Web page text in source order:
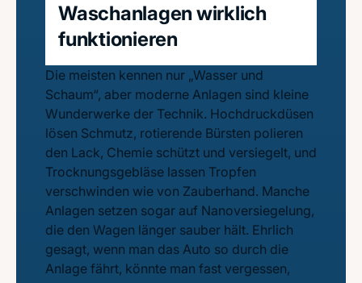
Waschanlagen wirklich
funktionieren
Die meisten kennen nur „Wasser und
Schaum“, aber moderne Anlagen sind kleine
Wunderwerke der Technik. Hochdruckdüsen
lösen Schmutz, rotierende Bürsten polieren
den Lack, Chemie schützt und versiegelt, und
Trocknungsgebläse lassen Tropfen
verschwinden wie von Zauberhand. Manche
Anlagen setzen sogar auf Nanoversiegelung,
die den Wagen länger sauber hält. Ehrlich
gesagt, wenn man das Auto so durch die
Anlage fährt, könnte man fast vergessen,